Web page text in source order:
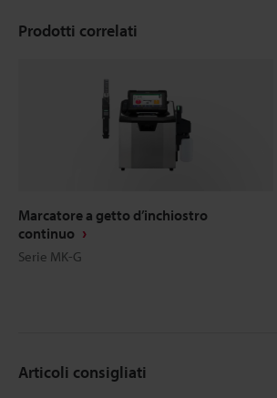
Prodotti correlati
Marcatore a getto d’inchiostro
continuo
Serie MK-G
Articoli consigliati